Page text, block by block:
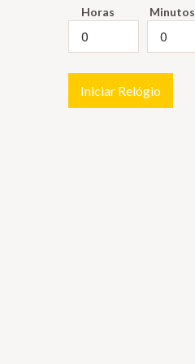
Horas Minutos
Iniciar Relógio